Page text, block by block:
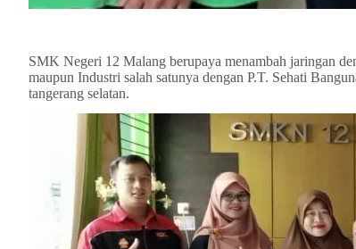
SMK Negeri 12 Malang berupaya menambah jaringan
maupun Industri salah satunya dengan P.T. Sehati
tangerang selatan.